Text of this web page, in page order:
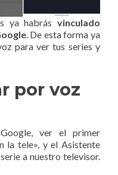
ya habrás vinculado
. De esta forma ya
para ver tus series y
por voz
ver el primer
la tele», y el Asistente
a nuestro televisor.